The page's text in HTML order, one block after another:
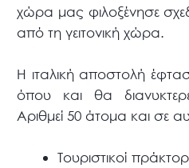
χώρα μας φιλοξένησε
από τη γειτονική χώρα.
Η ιταλική αποστολή
όπου και θα
Αριθμεί 50 άτομα και σε
Τουριστικοί